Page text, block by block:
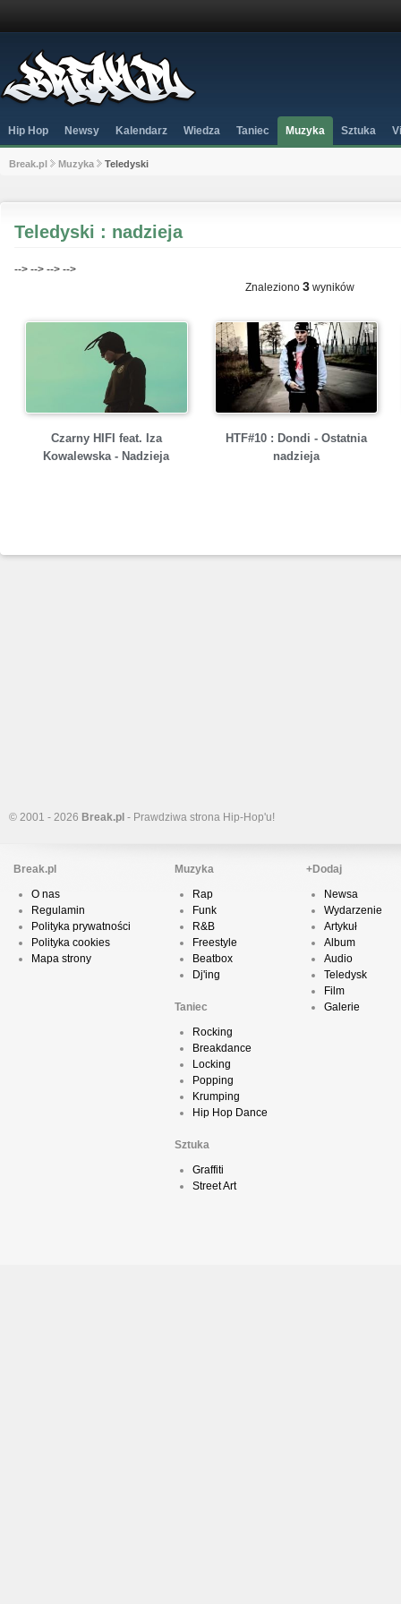
Hip Hop Newsy Kalendarz Wiedza Taniec Muzyka Sztuka
Break.pl Muzyka Teledyski
Teledyski : nadzieja
--> --> --> -->
Znaleziono 3 wyników
Czarny HIFI feat. Iza
Kowalewska - Nadzieja
HTF#10 : Dondi - Ostatnia
nadzieja
© 2001 - 2026 Break.pl - Prawdziwa strona Hip-Hop'u!
Break.pl
O nas
Regulamin
Polityka prywatności
Polityka cookies
Mapa strony
Muzyka
Rap
Funk
R&B
Freestyle
Beatbox
Dj'ing
Taniec
Rocking
Breakdance
Locking
Popping
Krumping
Hip Hop Dance
Sztuka
Graffiti
Street Art
+Dodaj
Newsa
Wydarzenie
Artykuł
Album
Audio
Teledysk
Film
Galerie